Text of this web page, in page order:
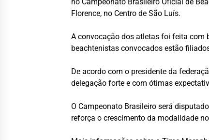
no Campeonato Brasileiro Oficial de
Florence, no Centro de São Luís.
A convocação dos atletas foi feita com
beachtenistas convocados estão
De acordo com o presidente da
delegação forte e com ótimas
O Campeonato Brasileiro será
reforça o crescimento da modalidade